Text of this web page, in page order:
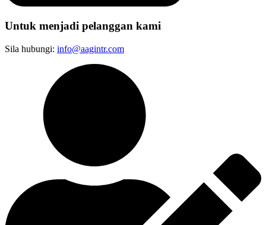
Untuk menjadi pelanggan kami
Sila hubungi: info@aagintr.com